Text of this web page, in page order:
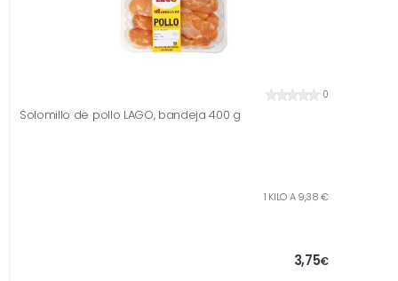
0
Solomillo de pollo LAGO, bandeja 400 g
1 KILO A 9,38 €
3,75€